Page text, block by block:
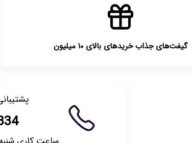
گیفت‌های جذاب خریدهای بالای ۱۰ میلیون